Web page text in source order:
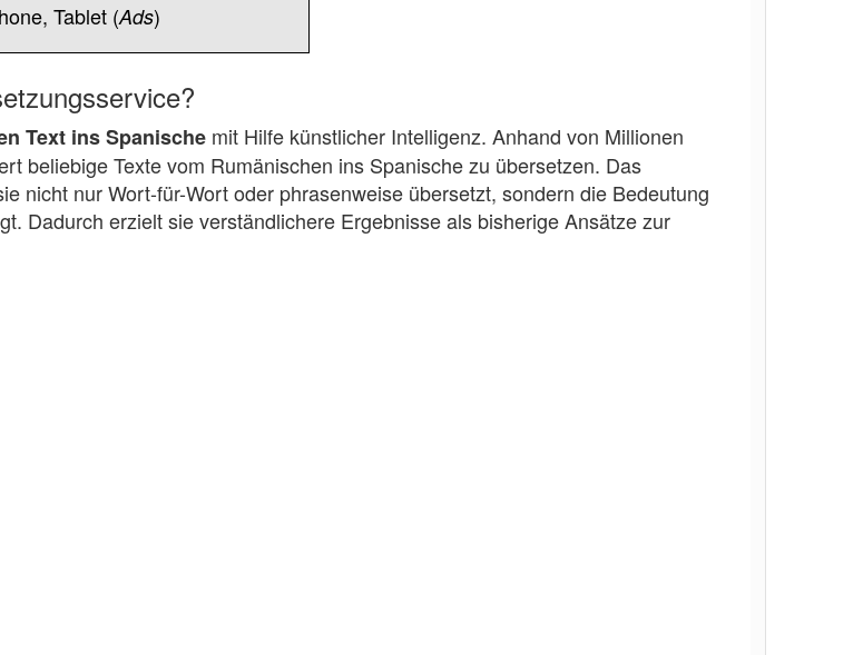
Tablet (Ads)
Text ins Spanische mit Hilfe künstlicher Intelligenz. Anhand von Millionen
beliebige Texte vom Rumänischen ins Spanische zu übersetzen. Das
nicht nur Wort-für-Wort oder phrasenweise übersetzt, sondern die Bedeutung
Dadurch erzielt sie verständlichere Ergebnisse als bisherige Ansätze zur